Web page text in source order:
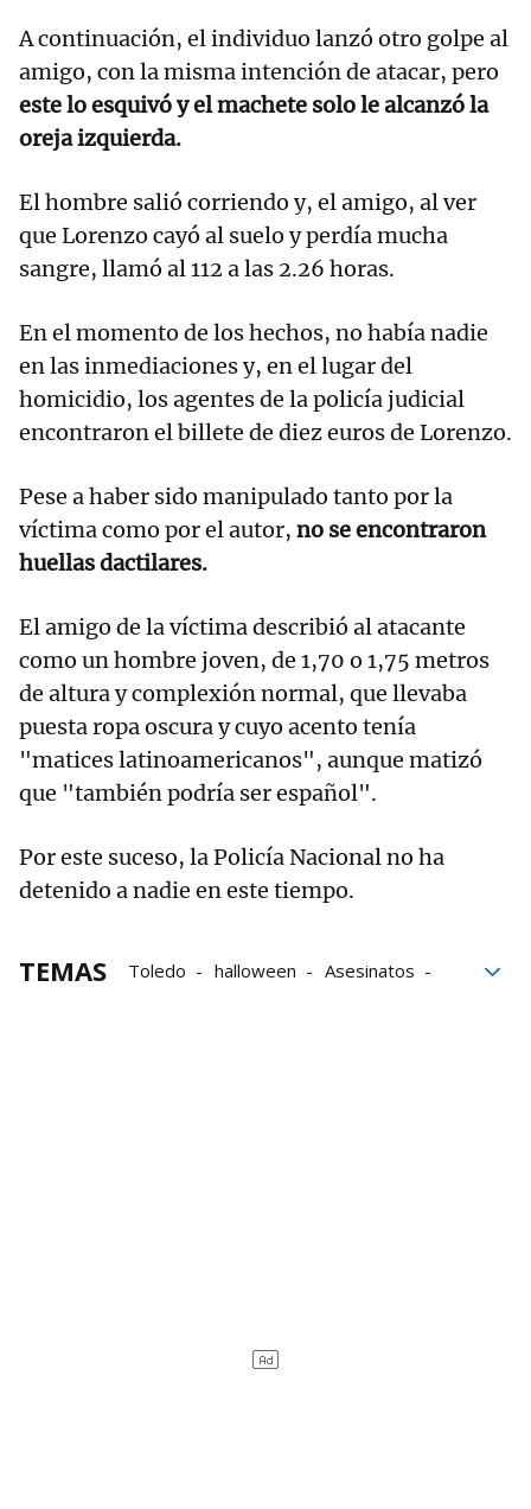
A continuación, el individuo lanzó otro golpe al
amigo, con la misma intención de atacar, pero
este lo esquivó y el machete solo le alcanzó la
oreja izquierda.
El hombre salió corriendo y, el amigo, al ver
que Lorenzo cayó al suelo y perdía mucha
sangre, llamó al 112 a las 2.26 horas.
En el momento de los hechos, no había nadie
en las inmediaciones y, en el lugar del
homicidio, los agentes de la policía judicial
encontraron el billete de diez euros de Lorenzo.
Pese a haber sido manipulado tanto por la
víctima como por el autor, no se encontraron
huellas dactilares.
El amigo de la víctima describió al atacante
como un hombre joven, de 1,70 o 1,75 metros
de altura y complexión normal, que llevaba
puesta ropa oscura y cuyo acento tenía
"matices latinoamericanos", aunque matizó
que "también podría ser español".
Por este suceso, la Policía Nacional no ha
detenido a nadie en este tiempo.
TEMAS Toledo halloween
Asesinatos